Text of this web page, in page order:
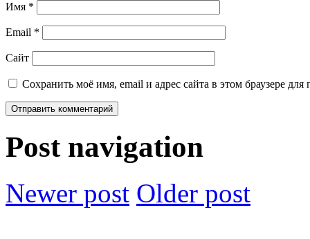
Имя *
Email *
Сайт
Сохранить моё имя, email и адрес сайта в этом браузере
Post navigation
Newer post Older post